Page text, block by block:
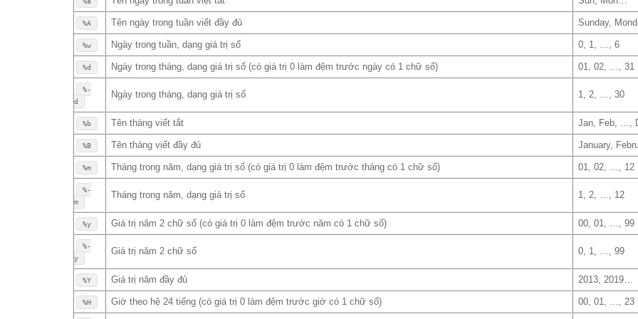
%A Tên ngày trong tuần viết đầy đủ Sunday,
%w Ngày trong tuần, dạng giá trị số 0, 1, …, 6
%d Ngày trong tháng, dạng giá trị số (có giá trị 0 làm đệm trước ngày có 1 chữ số) 01, 02, …, 31
%-
d
Ngày trong tháng, dạng giá trị số 1, 2, …, 30
%b Tên tháng viết tắt Jan, Feb, …,
%B Tên tháng viết đầy đủ January,
%m Tháng trong năm, dạng giá trị số (có giá trị 0 làm đệm trước tháng có 1 chữ số) 01, 02, …, 12
%-
m
Tháng trong năm, dạng giá trị số 1, 2, …, 12
%y Giá trị năm 2 chữ số (có giá trị 0 làm đệm trước năm có 1 chữ số) 00, 01, …, 99
%-
y
Giá trị năm 2 chữ số 0, 1, …, 99
%Y Giá trị năm đầy đủ 2013, 2019…
%H Giờ theo hệ 24 tiếng (có giá trị 0 làm đệm trước giờ có 1 chữ số) 00, 01, …, 23